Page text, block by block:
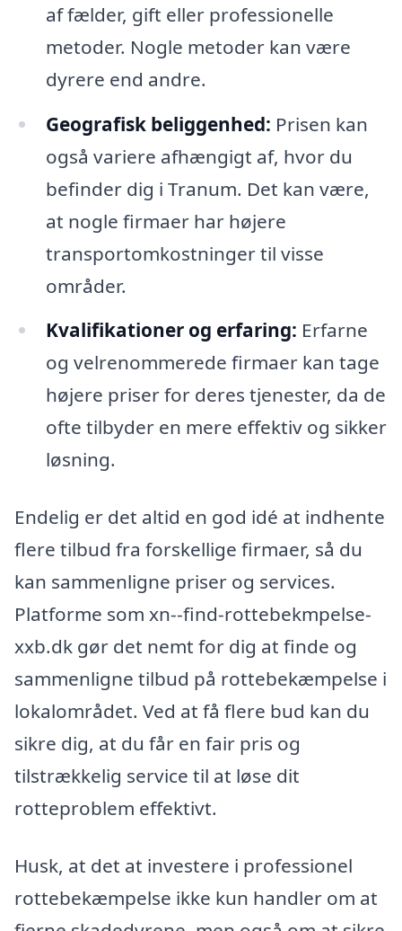
af fælder, gift eller professionelle
metoder. Nogle metoder kan være
dyrere end andre.
Geografisk beliggenhed: Prisen kan
også variere afhængigt af, hvor du
befinder dig i Tranum. Det kan være,
at nogle firmaer har højere
transportomkostninger til visse
områder.
Kvalifikationer og erfaring: Erfarne
og velrenommerede firmaer kan tage
højere priser for deres tjenester, da de
ofte tilbyder en mere effektiv og sikker
løsning.
Endelig er det altid en god idé at indhente
flere tilbud fra forskellige firmaer, så du
kan sammenligne priser og services.
Platforme som xn--find-rottebekmpelse-
xxb.dk gør det nemt for dig at finde og
sammenligne tilbud på rottebekæmpelse i
lokalområdet. Ved at få flere bud kan du
sikre dig, at du får en fair pris og
tilstrækkelig service til at løse dit
rotteproblem effektivt.
Husk, at det at investere i professionel
rottebekæmpelse ikke kun handler om at